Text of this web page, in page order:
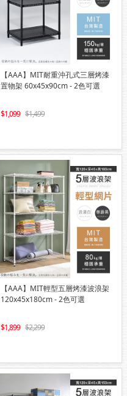
【AAA】MIT耐重沖孔式三層烤漆
置物架 60x45x90cm - 2色可選
1,099 1,499
【AAA】MIT輕型五層烤漆波浪架
120x45x180cm - 2色可選
1,899 2,299